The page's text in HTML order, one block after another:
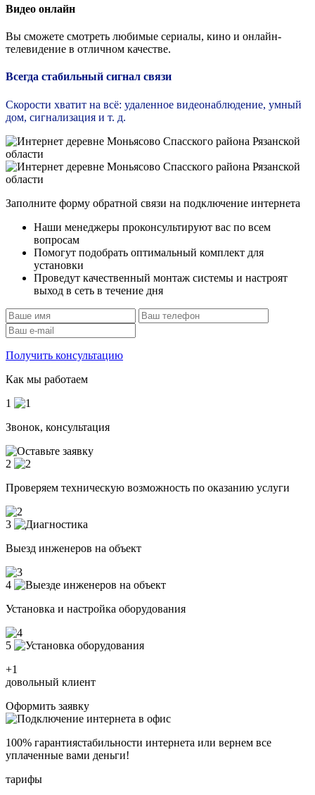
Видео онлайн
Вы сможете смотреть любимые сериалы, кино и онлайн-
телевидение в отличном качестве.
Всегда стабильный сигнал связи
Скорости хватит на всё: удаленное видеонаблюдение, умный
дом, сигнализация и т. д.
Заполните форму обратной связи на подключение интернета
Наши менеджеры проконсультируют вас по всем
вопросам
Помогут подобрать оптимальный комплект для
установки
Проведут качественный монтаж системы и настроят
выход в сеть в течение дня
Получить консультацию
Как мы работаем
1
Звонок, консультация
2
Проверяем техническую возможность по оказанию услуги
3
Выезд инженеров на объект
4
Установка и настройка оборудования
5
+1
довольный клиент
Оформить заявку
100% гарантиястабильности интернета или вернем все
уплаченные вами деньги!
тарифы